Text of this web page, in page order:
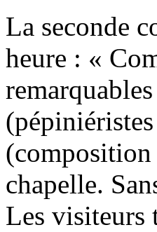
La seconde
heure : «
chapelle.
Les visiteurs